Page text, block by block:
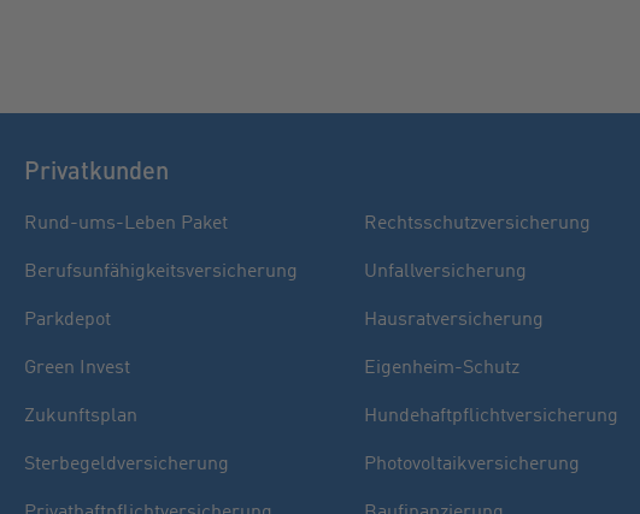
Privatkunden
Rund-ums-Leben Paket
Berufsunfähigkeitsversicherung
Parkdepot
Green Invest
Zukunftsplan
Sterbegeldversicherung
Rechtsschutzversicherung
Unfallversicherung
Hausratversicherung
Eigenheim-Schutz
Hundehaftpflichtversicherung
Photovoltaikversicherung